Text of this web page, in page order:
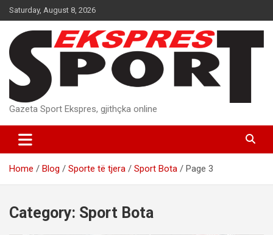
Skip
to
content
Saturday, August 8, 2026
Gazeta Sport Ekspres, gjithçka online
Home Blog Sporte të tjera Sport Bota Page 3
Category: Sport Bota